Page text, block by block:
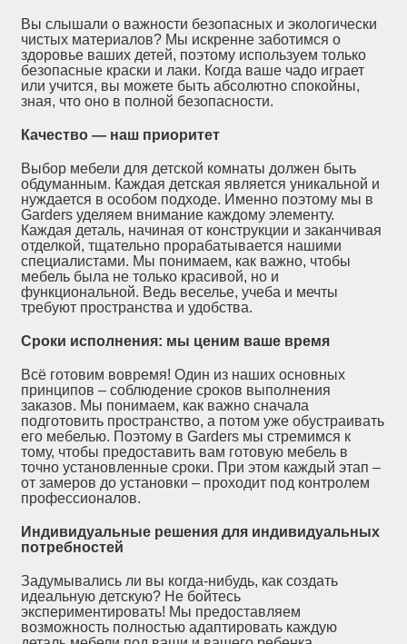
Вы слышали о важности безопасных и экологически
чистых материалов? Мы искренне заботимся о
здоровье ваших детей, поэтому используем только
безопасные краски и лаки. Когда ваше чадо играет
или учится, вы можете быть абсолютно спокойны,
зная, что оно в полной безопасности.
Качество — наш приоритет
Выбор мебели для детской комнаты должен быть
обдуманным. Каждая детская является уникальной и
нуждается в особом подходе. Именно поэтому мы в
Garders уделяем внимание каждому элементу.
Каждая деталь, начиная от конструкции и заканчивая
отделкой, тщательно прорабатывается нашими
специалистами. Мы понимаем, как важно, чтобы
мебель была не только красивой, но и
функциональной. Ведь веселье, учеба и мечты
требуют пространства и удобства.
Сроки исполнения: мы ценим ваше время
Всё готовим вовремя! Один из наших основных
принципов – соблюдение сроков выполнения
заказов. Мы понимаем, как важно сначала
подготовить пространство, а потом уже обустраивать
его мебелью. Поэтому в Garders мы стремимся к
тому, чтобы предоставить вам готовую мебель в
точно установленные сроки. При этом каждый этап –
от замеров до установки – проходит под контролем
профессионалов.
Индивидуальные решения для индивидуальных
потребностей
Задумывались ли вы когда-нибудь, как создать
идеальную детскую? Не бойтесь
экспериментировать! Мы предоставляем
возможность полностью адаптировать каждую